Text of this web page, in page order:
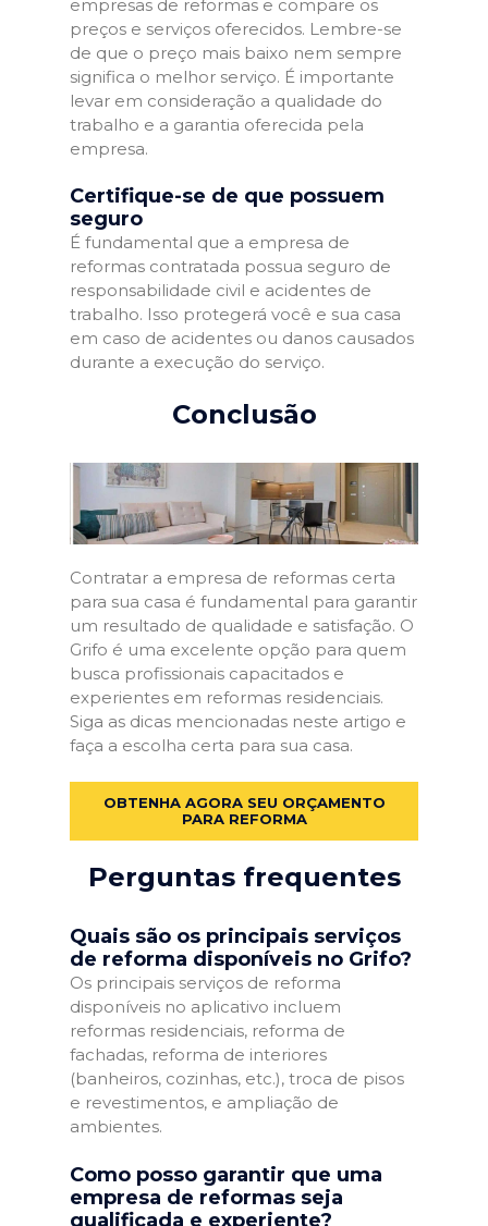
empresas de reformas e compare os
preços e serviços oferecidos. Lembre-se
de que o preço mais baixo nem sempre
significa o melhor serviço. É importante
levar em consideração a qualidade do
trabalho e a garantia oferecida pela
empresa.
Certifique-se de que possuem
seguro
É fundamental que a empresa de
reformas contratada possua seguro de
responsabilidade civil e acidentes de
trabalho. Isso protegerá você e sua casa
em caso de acidentes ou danos causados
durante a execução do serviço.
Conclusão
Contratar a empresa de reformas certa
para sua casa é fundamental para garantir
um resultado de qualidade e satisfação. O
Grifo é uma excelente opção para quem
busca profissionais capacitados e
experientes em reformas residenciais.
Siga as dicas mencionadas neste artigo e
faça a escolha certa para sua casa.
OBTENHA AGORA SEU ORÇAMENTO
PARA REFORMA
Perguntas frequentes
Quais são os principais serviços
de reforma disponíveis no Grifo?
Os principais serviços de reforma
disponíveis no aplicativo incluem
reformas residenciais, reforma de
fachadas, reforma de interiores
(banheiros, cozinhas, etc.), troca de pisos
e revestimentos, e ampliação de
ambientes.
Como posso garantir que uma
empresa de reformas seja
qualificada e experiente?